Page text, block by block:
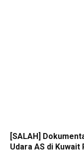
[SALAH]
Udara AS di